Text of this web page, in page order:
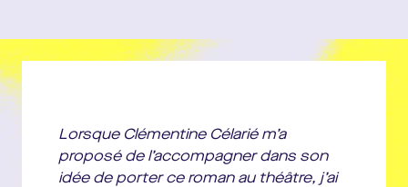
Mise en scèneArnaud Denis
AvecClémentine Célarié
Assistante
Scénographie
Carl Heibert et Abraham Diallo
Crédits photos: Photolot
Lorsque Clémentine Célarié m’a
proposé de l’accompagner dans son
idée de porter ce roman au théâtre, j’ai